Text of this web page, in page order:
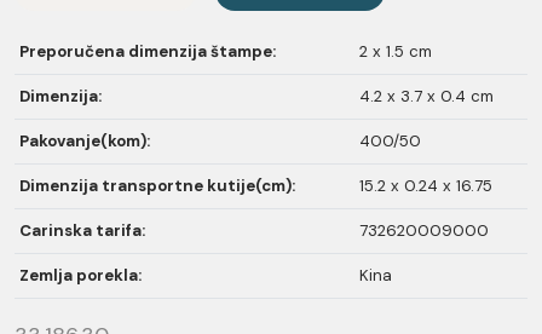
Preporučena dimenzija štampe: 2 x 1.5 cm
Dimenzija: 4.2 x 3.7 x 0.4 cm
Pakovanje(kom): 400/50
Dimenzija transportne kutije(cm): 15.2 x 0.24 x 16.75
Carinska tarifa: 732620009000
Zemlja porekla: Kina